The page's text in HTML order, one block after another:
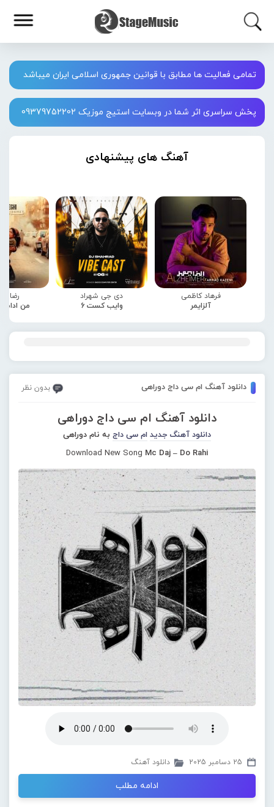
تمامی فعالیت ها مطابق با قوانین جمهوری اسلامی ایران میباشد
پخش سراسری اثر شما در وبسایت استیج موزیک 09379752202
آهنگ های پیشنهادی
فرهاد کاظمی
آلزایمر
دی جی شهراد
وایب کست 6
رضا
من
دانلود آهنگ ام سی داج دوراهی بدون نظر
دانلود آهنگ ام سی داج دوراهی
دانلود آهنگ جدید ام سی داج به نام دوراهی
Download New Song Mc Daj – Do Rahi
25 دسامبر 2025 دانلود آهنگ
ادامه مطلب